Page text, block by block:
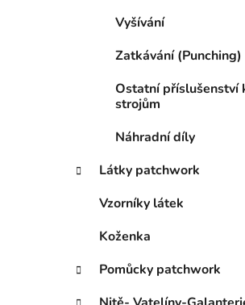
Vyšívání
Zatkávání (Punching)
Ostatní příslušenství
strojům
Náhradní díly
Látky patchwork
Vzorníky látek
Koženka
Pomůcky patchwork